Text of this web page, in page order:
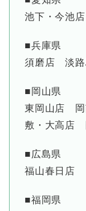
池下・今池店
■兵庫県
須磨店 淡路
■岡山県
東岡山店
敷・大高店
■広島県
福山春日店
■福岡県